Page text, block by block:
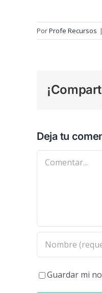
PorProfe Recursos |
Deja tu
Comentar
Guardar mi